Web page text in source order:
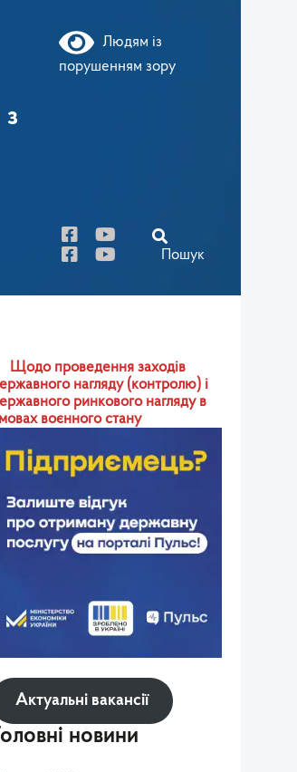
Людям із
порушенням зору
Пошук
Щодо проведення заходів
нагляду (контролю) і
ринкового нагляду в
воєнного стану
Актуальні вакансії
новини